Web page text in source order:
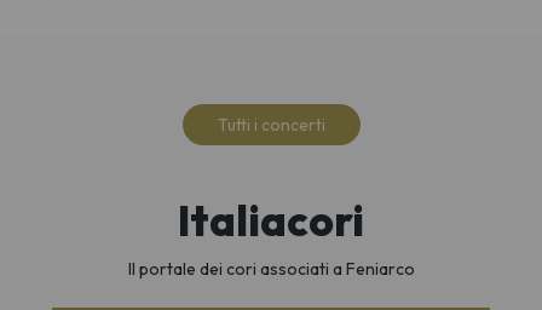
Tutti i concerti
Italiacori
Il portale dei cori associati a Feniarco